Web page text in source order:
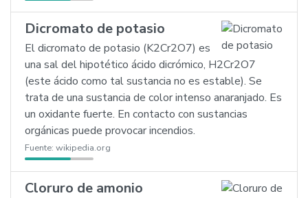
Dicromato de potasio
El dicromato de potasio (K2Cr2O7) es
una sal del hipotético ácido dicrómico, H2Cr2O7
(este ácido como tal sustancia no es estable). Se
trata de una sustancia de color intenso anaranjado. Es
un oxidante fuerte. En contacto con sustancias
orgánicas puede provocar incendios.
Fuente: wikipedia.org
Cloruro de amonio